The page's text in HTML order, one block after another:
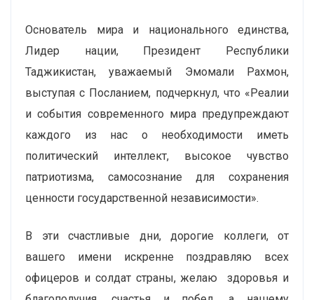
Основатель мира и национального единства,
Лидер нации, Президент Республики
Таджикистан, уважаемый Эмомали Рахмон,
выступая с Посланием, подчеркнул, что «Реалии
и события современного мира предупреждают
каждого из нас о необходимости иметь
политический интеллект, высокое чувство
патриотизма, самосознание для сохранения
ценности государственной независимости».
В эти счастливые дни, дорогие коллеги, от
вашего имени искренне поздравляю всех
офицеров и солдат страны, желаю здоровья и